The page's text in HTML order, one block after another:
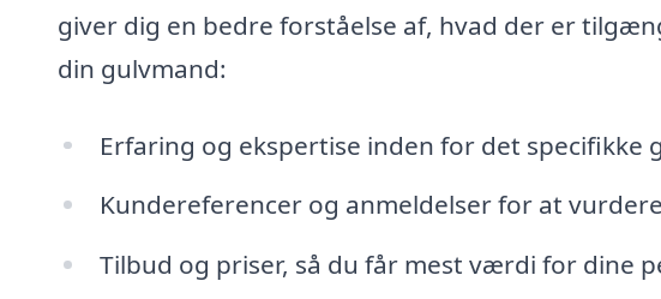
giver dig en bedre forståelse af, hvad der er
din gulvmand:
Erfaring og ekspertise inden for det specifikke
Kundereferencer og anmeldelser for at
Tilbud og priser, så du får mest værdi for dine